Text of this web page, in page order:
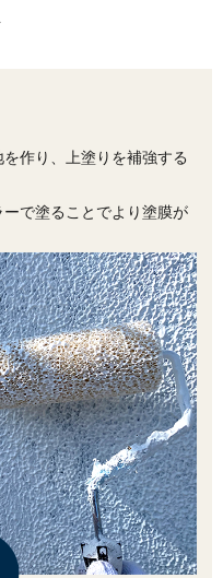
作り、上塗りを補強する
で塗ることでより塗膜が